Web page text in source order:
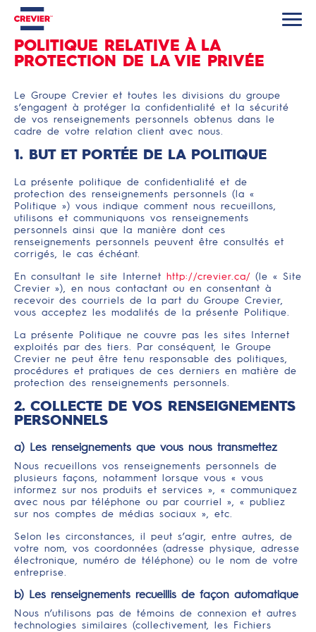
POLITIQUE RELATIVE À LA
PROTECTION DE LA VIE PRIVÉE
Le Groupe Crevier et toutes les divisions du groupe
s’engagent à protéger la confidentialité et la sécurité
de vos renseignements personnels obtenus dans le
cadre de votre relation client avec nous.
1. BUT ET PORTÉE DE LA POLITIQUE
La présente politique de confidentialité et de
protection des renseignements personnels (la «
Politique ») vous indique comment nous recueillons,
utilisons et communiquons vos renseignements
personnels ainsi que la manière dont ces
renseignements personnels peuvent être consultés et
corrigés, le cas échéant.
En consultant le site Internet http://crevier.ca/ (le « Site
Crevier »), en nous contactant ou en consentant à
recevoir des courriels de la part du Groupe Crevier,
vous acceptez les modalités de la présente Politique.
La présente Politique ne couvre pas les sites Internet
exploités par des tiers. Par conséquent, le Groupe
Crevier ne peut être tenu responsable des politiques,
procédures et pratiques de ces derniers en matière de
protection des renseignements personnels.
2. COLLECTE DE VOS RENSEIGNEMENTS
PERSONNELS
a) Les renseignements que vous nous transmettez
Nous recueillons vos renseignements personnels de
plusieurs façons, notamment lorsque vous « vous
informez sur nos produits et services », « communiquez
avec nous par téléphone ou par courriel », « publiez
sur nos comptes de médias sociaux », etc.
Selon les circonstances, il peut s’agir, entre autres, de
votre nom, vos coordonnées (adresse physique, adresse
électronique, numéro de téléphone) ou le nom de votre
entreprise.
b) Les renseignements recueillis de façon automatique
Nous n’utilisons pas de témoins de connexion et autres
technologies similaires (collectivement, les Fichiers